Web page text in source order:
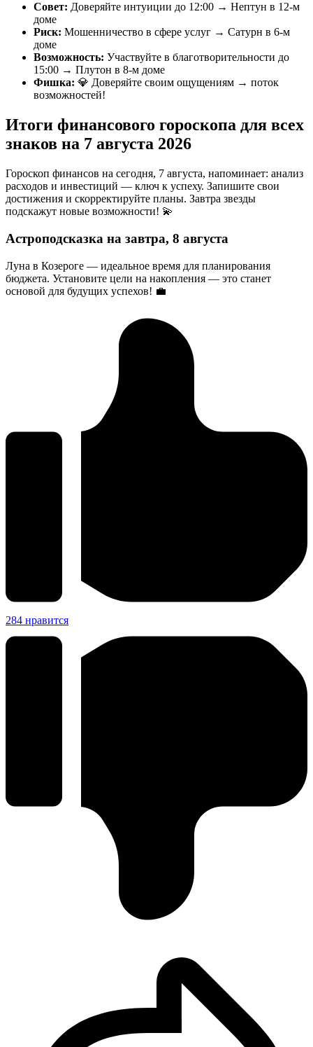
Совет: Доверяйте интуиции до 12:00 → Нептун в 12-м
доме
Риск: Мошенничество в сфере услуг → Сатурн в 6-м
доме
Возможность: Участвуйте в благотворительности до
15:00 → Плутон в 8-м доме
Фишка: 💎 Доверяйте своим ощущениям → поток
возможностей!
Итоги финансового гороскопа для всех
знаков на 7 августа 2026
Гороскоп финансов на сегодня, 7 августа, напоминает: анализ
расходов и инвестиций — ключ к успеху. Запишите свои
достижения и скорректируйте планы. Завтра звезды
подскажут новые возможности! 💫
Астроподсказка на завтра, 8 августа
Луна в Козероге — идеальное время для планирования
бюджета. Установите цели на накопления — это станет
основой для будущих успехов! 💼
284 нравится